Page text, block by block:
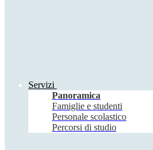
Servizi
Panoramica
Famiglie e studenti
Personale scolastico
Percorsi di studio